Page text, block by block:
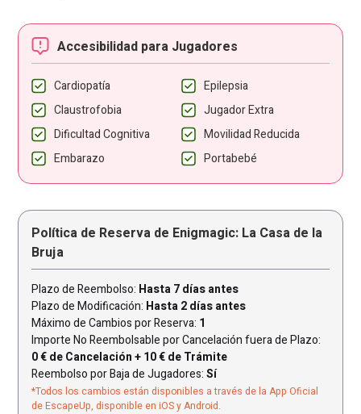
Accesibilidad para Jugadores
Cardiopatía
Epilepsia
Claustrofobia
Jugador Extra
Dificultad Cognitiva
Movilidad Reducida
Embarazo
Portabebé
Política de Reserva de Enigmagic: La Casa de la
Bruja
Plazo de Reembolso: Hasta 7 días antes
Plazo de Modificación: Hasta 2 días antes
Máximo de Cambios por Reserva: 1
Importe No Reembolsable por Cancelación fuera de Plazo:
0 € de Cancelación + 10 € de Trámite
Reembolso por Baja de Jugadores: Sí
*Todos los cambios están disponibles a través de la App Oficial
de EscapeUp, disponible en iOS y Android.